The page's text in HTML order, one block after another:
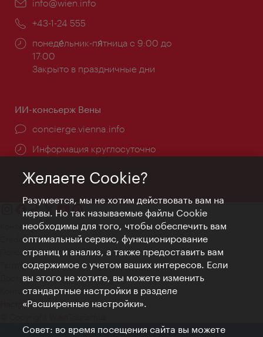
Эл.
info@wien.info
Телефон:
+43-1-24 555
Часы
работы:
понеде́льник-пя́тница с 9:00 до
17:00
Закрыто в праздничные дни
ИИ-консьерж Вены
concierge.vienna.info
Информация круглосуточно
Контакт
Credits
Положение о конфиденциальности
Terms of Use
Доступность
Контакты для прессы
Настройки файлов Cookie
Желаете Cookie?
Разумеется, мы не хотим действовать вам на
нервы. Но так называемые файлы Cookie
необходимы для того, чтобы обеспечить вам
оптимальный сервис, функционирование
страниц и анализ, а также предоставить вам
содержимое с учетом ваших интересов. Если
вы этого не хотите, вы можете изменить
стандартные настройки в разделе
«Расширенные настройки».
Совет: во время посещения сайта вы можете